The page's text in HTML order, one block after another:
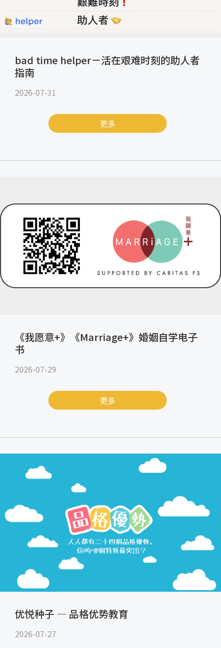
bad time helper－活在艰难时刻的助人者
指南
2026-07-31
更多
《我愿意+》《Marriage+》婚姻自学电子
书
2026-07-29
更多
优悦种子 — 品格优势教育
2026-07-27